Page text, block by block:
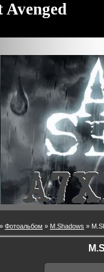
» Фотоальбом » M.Shadows »